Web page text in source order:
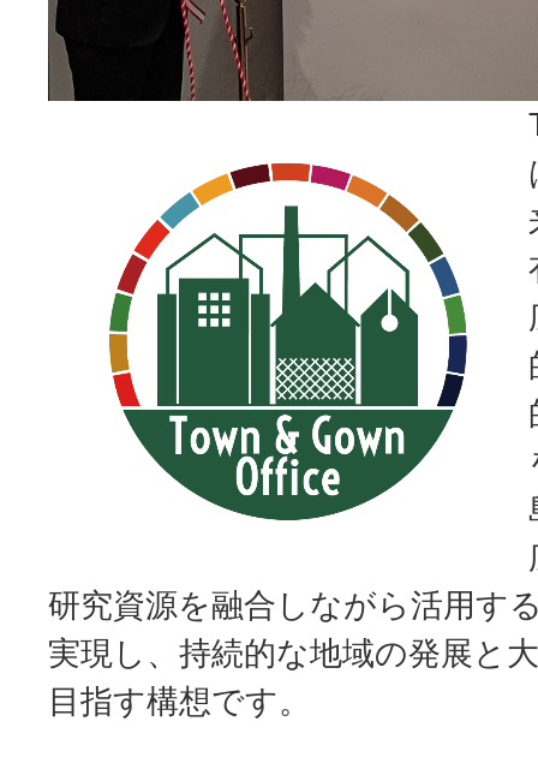
研究資源を融合しながら活用す
実現し、持続的な地域の発展と
目指す構想です。